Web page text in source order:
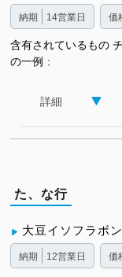
納期 14営業日 価
含有されているもの
の一例
詳細
た、な行
大豆イソフラボン
納期 12営業日 価